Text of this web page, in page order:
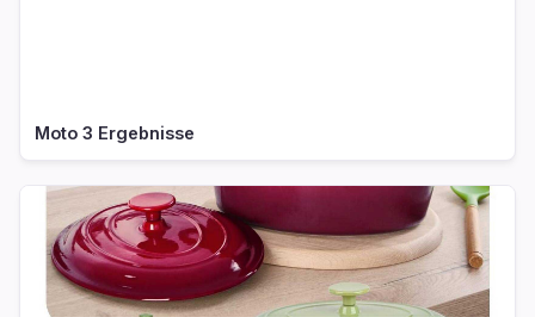
Moto 3 Ergebnisse